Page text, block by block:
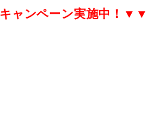
キャンペーン実施中！▼▼